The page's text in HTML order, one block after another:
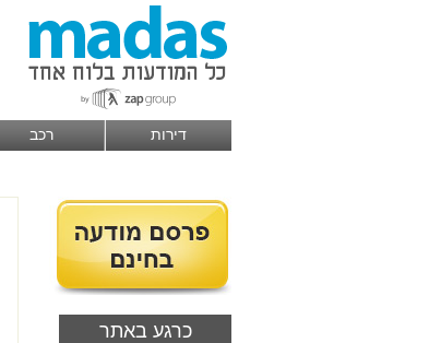
דירות רכב
כרגע באתר